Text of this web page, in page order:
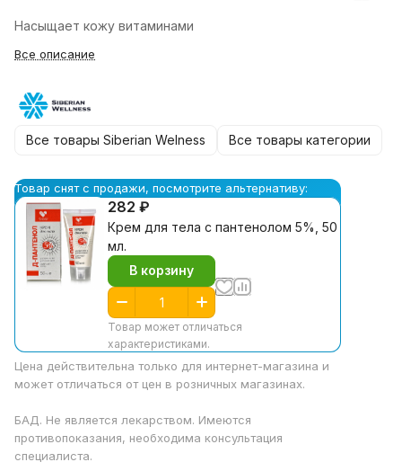
Насыщает кожу витаминами
Все описание
Все товары Siberian Welness Все товары категории
Товар снят с продажи, посмотрите альтернативу:
282 ₽
Крем для тела с пантенолом 5%, 50
мл.
В корзину
Товар может отличаться
характеристиками.
Цена действительна только для интернет-магазина и
может отличаться от цен в розничных магазинах.
БАД. Не является лекарством. Имеются
противопоказания, необходима консультация
специалиста.